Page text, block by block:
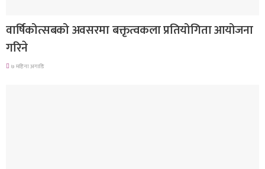
वार्षिकोत्सबको अवसरमा बक्तृत्वकला प्रतियोगिता आयोजना
गरिने
७ महिना अगाडि